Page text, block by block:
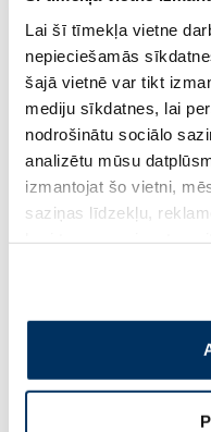
Lai šī tīmekļa vietne
nepieciešamās
šajā vietnē var tikt
mediju sīkdatnes, lai
nodrošinātu sociālo
analizētu mūsu
izmantojat šo vietni,
saziņas līdzekļu,
pakalpojumus. Ja
izmantošanai, lūdzu,
4.23 €
Pirkt
Standarta cena: 7.69 €
Page 1 of 10
Saules
-60%